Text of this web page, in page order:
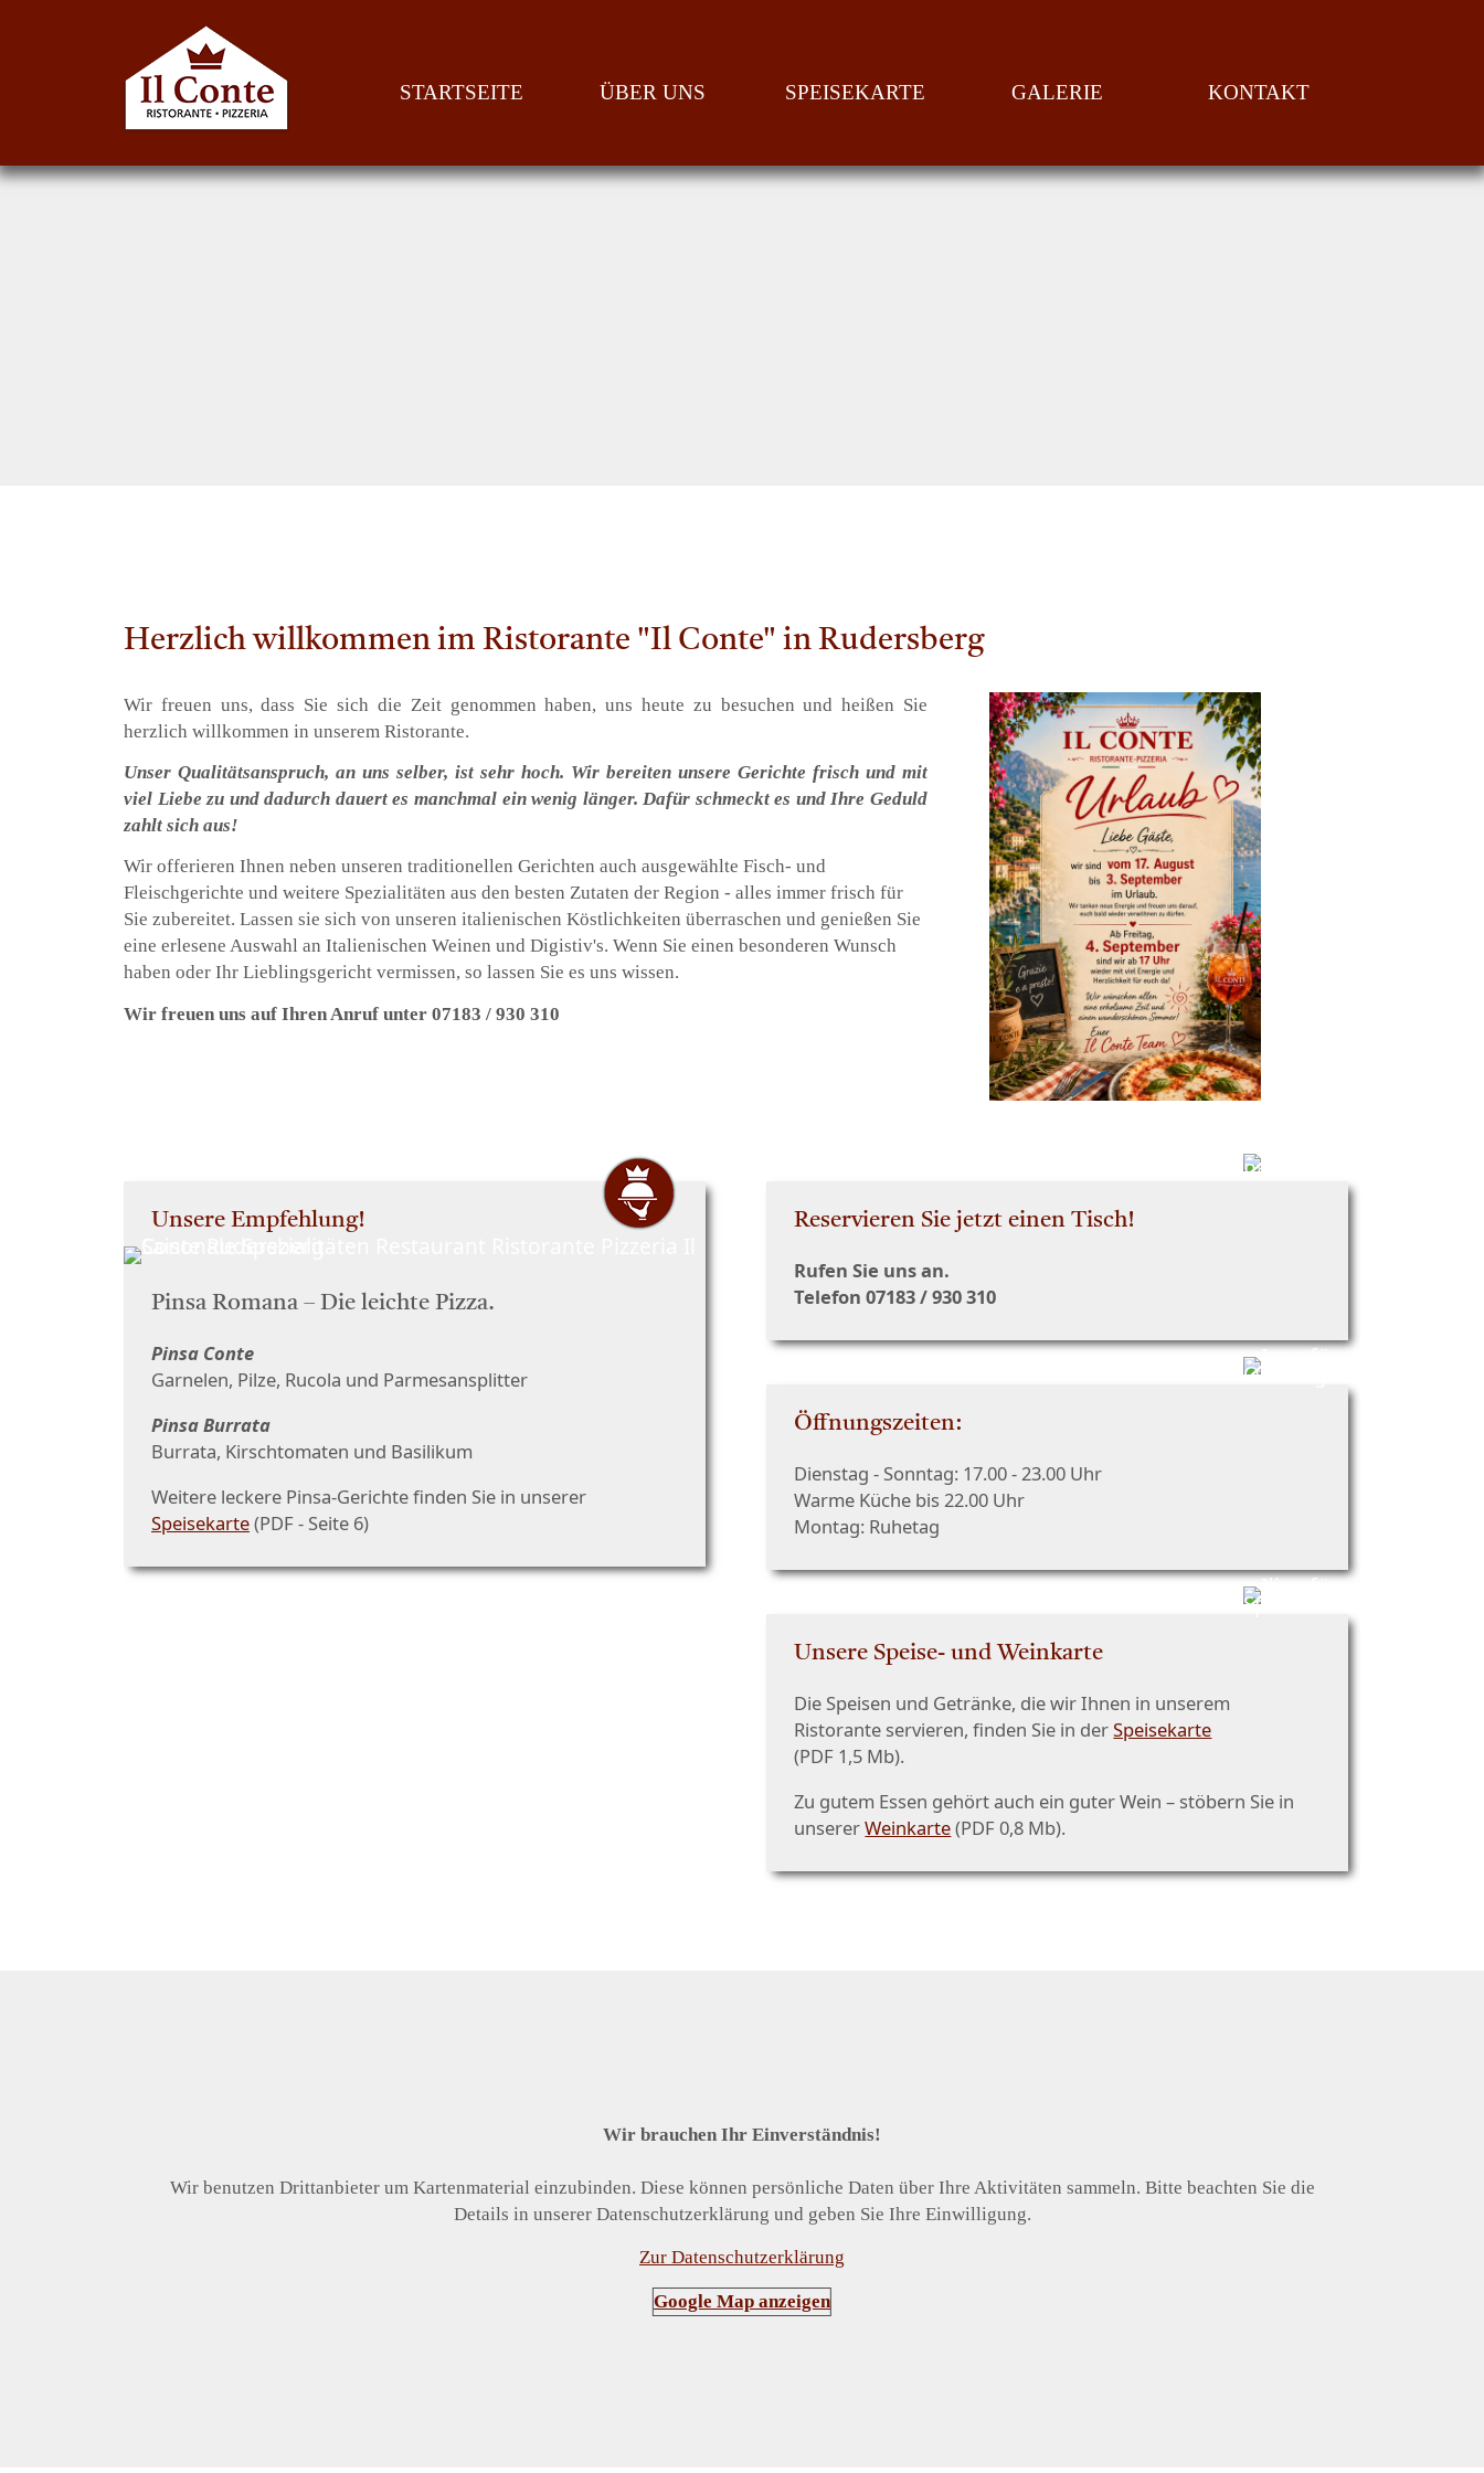
STARTSEITE ÜBER UNS SPEISEKARTE GALERIE KONTAKT
Herzlich willkommen im Ristorante "Il Conte" in Rudersberg
Wir freuen uns, dass Sie sich die Zeit genommen haben, uns heute zu besuchen und heißen Sie
herzlich willkommen in unserem Ristorante.
Unser Qualitätsanspruch, an uns selber, ist sehr hoch. Wir bereiten unsere Gerichte frisch und mit
viel Liebe zu und dadurch dauert es manchmal ein wenig länger. Dafür schmeckt es und Ihre Geduld
zahlt sich aus!
Wir offerieren Ihnen neben unseren traditionellen Gerichten auch ausgewählte Fisch- und
Fleischgerichte und weitere Spezialitäten aus den besten Zutaten der Region - alles immer frisch für
Sie zubereitet. Lassen sie sich von unseren italienischen Köstlichkeiten überraschen und genießen Sie
eine erlesene Auswahl an Italienischen Weinen und Digistiv's. Wenn Sie einen besonderen Wunsch
haben oder Ihr Lieblingsgericht vermissen, so lassen Sie es uns wissen.
Wir freuen uns auf Ihren Anruf unter 07183 / 930 310
Unsere Empfehlung!
Pinsa Romana – Die leichte Pizza.
Pinsa Conte
Garnelen, Pilze, Rucola und Parmesansplitter
Pinsa Burrata
Burrata, Kirschtomaten und Basilikum
Weitere leckere Pinsa-Gerichte finden Sie in unserer
Speisekarte(PDF - Seite 6)
Reservieren Sie jetzt einen Tisch!
Rufen Sie uns an.
Telefon 07183 / 930 310
Öffnungszeiten:
Dienstag - Sonntag: 17.00 - 23.00 Uhr
Warme Küche bis 22.00 Uhr
Montag: Ruhetag
Unsere Speise- und Weinkarte
Die Speisen und Getränke, die wir Ihnen in unserem
Ristorante servieren, finden Sie in derSpeisekarte
(PDF 1,5 Mb).
Zu gutem Essen gehört auch ein guter Wein – stöbern Sie in
unsererWeinkarte(PDF 0,8 Mb).
Wir brauchen Ihr Einverständnis!
Wir benutzen Drittanbieter um Kartenmaterial einzubinden. Diese können persönliche Daten über Ihre Aktivitäten sammeln. Bitte beachten Sie die
Details in unserer Datenschutzerklärung und geben Sie Ihre Einwilligung.
Zur Datenschutzerklärung
Google Map anzeigen